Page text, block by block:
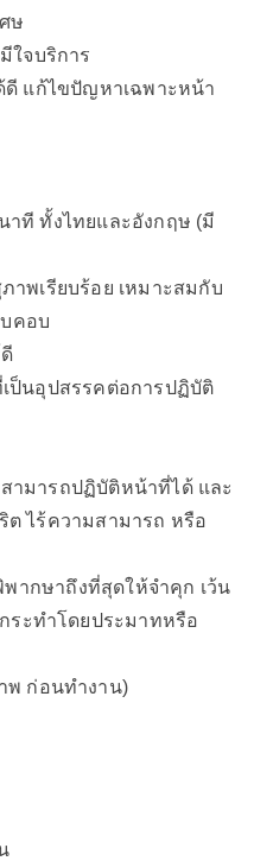
ษ
ใจบริการ
ดี แก้ไขปัญหาเฉพาะหน้า
าที ทั้งไทยและอังกฤษ (มี
าพเรียบร้อย เหมาะสมกับ
คอบ
ป็นอุปสรรคต่อการปฏิบัติ
ามารถปฏิบัติหน้าที่ได้ และ
ต ไร้ความสามารถ หรือ
ากษาถึงที่สุดให้จำคุก เว้น
ระทำโดยประมาทหรือ
พ ก่อนทำงาน)